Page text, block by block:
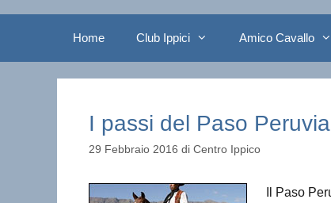
Home Club Ippici Amico Cavallo
I passi del Paso
29 Febbraio 2016 di Centro Ippico
Il Paso